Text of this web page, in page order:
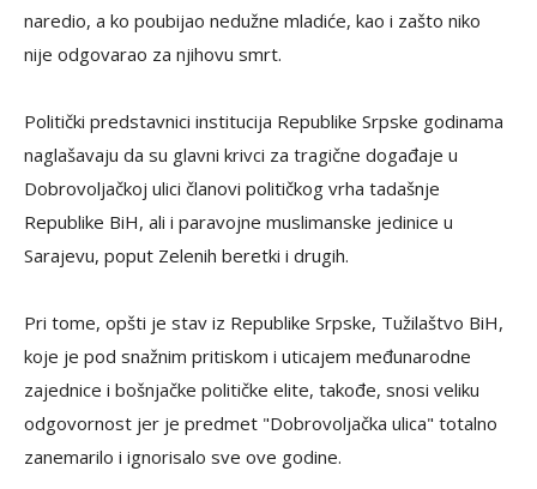
naredio, a ko poubijao nedužne mladiće, kao i zašto niko
nije odgovarao za njihovu smrt.
Politički predstavnici institucija Republike Srpske godinama
naglašavaju da su glavni krivci za tragične događaje u
Dobrovoljačkoj ulici članovi političkog vrha tadašnje
Republike BiH, ali i paravojne muslimanske jedinice u
Sarajevu, poput Zelenih beretki i drugih.
Pri tome, opšti je stav iz Republike Srpske, Tužilaštvo BiH,
koje je pod snažnim pritiskom i uticajem međunarodne
zajednice i bošnjačke političke elite, takođe, snosi veliku
odgovornost jer je predmet "Dobrovoljačka ulica" totalno
zanemarilo i ignorisalo sve ove godine.